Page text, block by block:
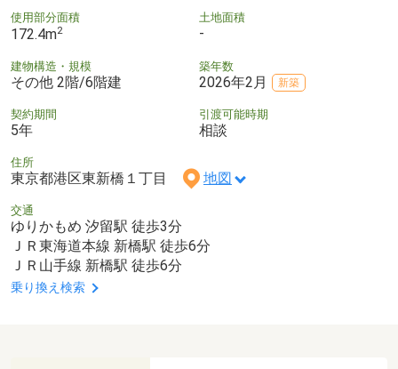
使用部分面積
172.4m2
土地面積
-
建物構造・規模
その他 2階/6階建
築年数
2026年2月 新築
契約期間
5年
引渡可能時期
相談
住所
東京都港区東新橋１丁目 地図
交通
ゆりかもめ 汐留駅 徒歩3分
ＪＲ東海道本線 新橋駅 徒歩6分
ＪＲ山手線 新橋駅 徒歩6分
乗り換え検索